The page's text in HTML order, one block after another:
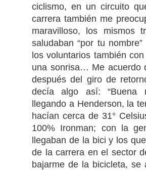
ciclismo, en un circuito
carrera también me
maravilloso, los mismos
saludaban “por tu
los voluntarios también
una sonrisa… Me acuerdo
después del giro de
decía algo así: “Buena
llegando a Henderson, la
hacían cerca de 31°
100% Ironman; con la
llegaban de la bici y los
de la carrera en el sector
bajarme de la bicicleta, se